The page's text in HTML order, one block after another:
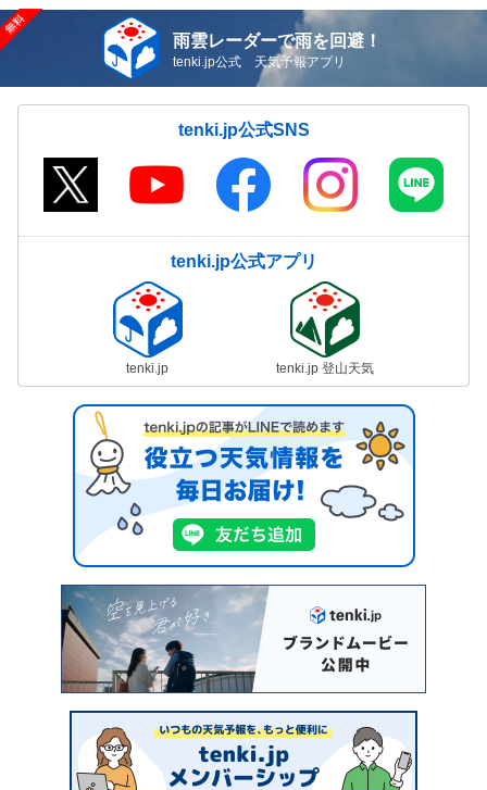
雨雲レーダーで雨を回避！
tenki.jp公式 天気予報アプリ
tenki.jp公式SNS
tenki.jp公式アプリ
tenki.jp tenki.jp 登山天気